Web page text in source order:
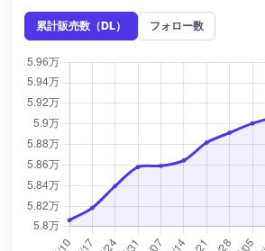
累計販売数（DL） フォロー数